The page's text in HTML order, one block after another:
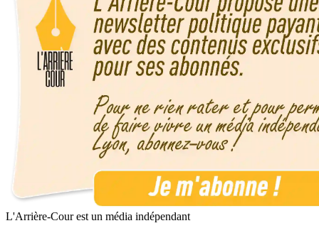
L'Arrière-Cour est un média indépendant